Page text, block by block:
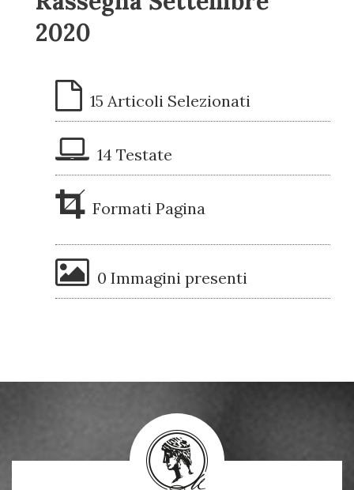
2020
15 Articoli Selezionati
14 Testate
Formati Pagina
0 Immagini presenti